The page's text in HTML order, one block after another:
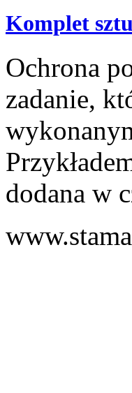
Komplet
Ochrona
zadanie,
dodana w